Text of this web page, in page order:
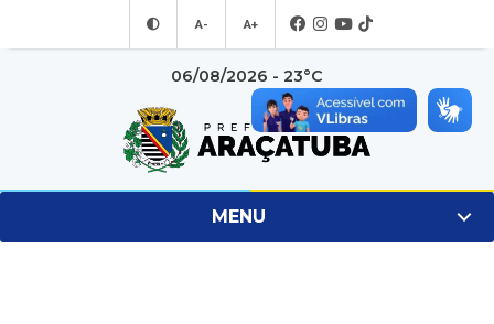
A- A+
06/08/2026 - 23°C
MENU